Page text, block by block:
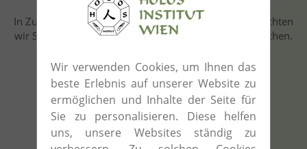
In Zusammenarbeit mit vielen Ausbildungsstätten möchten
wir Sie auf Förderungsmöglichkeiten aufmerksam machen.
Förderungen
Wir verwenden Cookies, um Ihnen das
beste Erlebnis auf unserer Website zu
ermöglichen und Inhalte der Seite für
Sie zu personalisieren. Diese helfen
uns, unsere Websites ständig zu